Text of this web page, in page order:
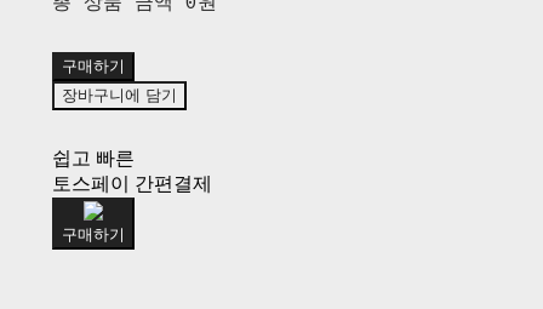
구매하기
장바구니에 담기
쉽고 빠른
토스페이 간편결제
구매하기